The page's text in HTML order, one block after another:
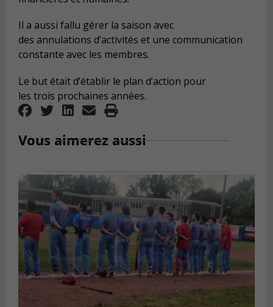
Il a aussi fallu gérer la saison avec
des annulations d’activités et une communication
constante avec les membres.
Le but était d’établir le plan d’action pour
les trois prochaines années.
Vous aimerez aussi